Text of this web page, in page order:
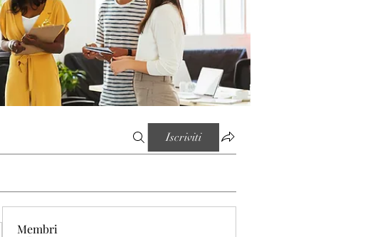
Iscriviti
Membri